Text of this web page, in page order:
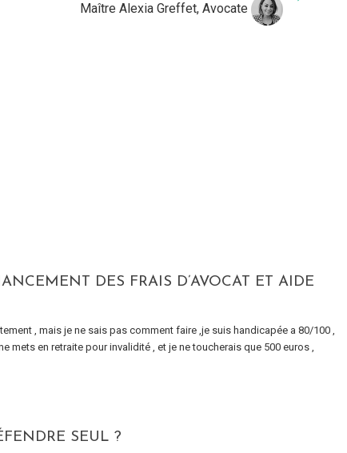
Maître Alexia Greffet, Avocate
DES FRAIS D’AVOCAT ET AIDE
, mais je ne sais pas comment faire ,je suis handicapée a 80/100 ,
mets en retraite pour invalidité , et je ne toucherais que 500 euros ,
SEUL ?